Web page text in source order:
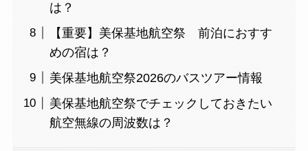
は？
【重要】美保基地航空祭 前泊におすす
めの宿は？
美保基地航空祭2026のバスツアー情報
美保基地航空祭でチェックしておきたい
航空無線の周波数は？